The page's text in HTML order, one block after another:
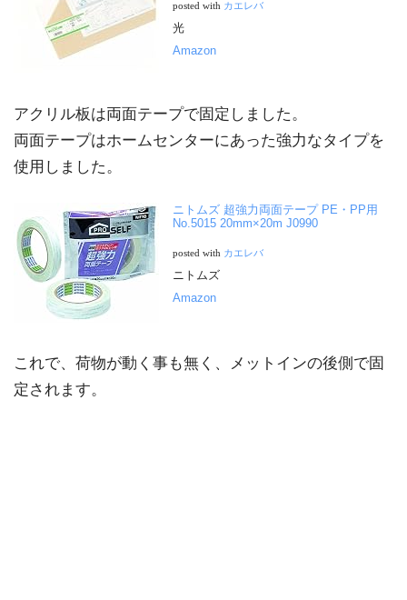
posted with カエレバ
光
Amazon
アクリル板は両面テープで固定しました。
両面テープはホームセンターにあった強力なタイプを
使用しました。
ニトムズ 超強力両面テープ PE・PP用
No.5015 20mm×20m J0990
posted with カエレバ
ニトムズ
Amazon
これで、荷物が動く事も無く、メットインの後側で固
定されます。